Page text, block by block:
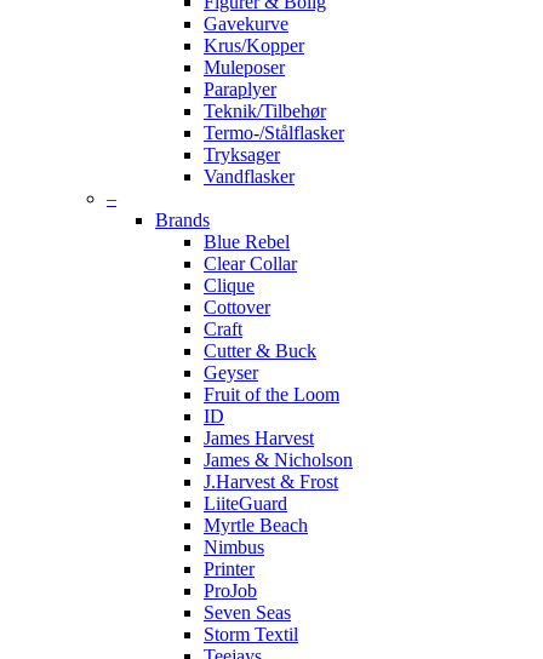
Gavekurve
Krus/Kopper
Muleposer
Paraplyer
Teknik/Tilbehør
Termo-/Stålflasker
Tryksager
Vandflasker
–
Brands
Blue Rebel
Clear Collar
Clique
Cottover
Craft
Cutter & Buck
Geyser
Fruit of the Loom
ID
James Harvest
James & Nicholson
J.Harvest & Frost
LiiteGuard
Myrtle Beach
Nimbus
Printer
ProJob
Seven Seas
Storm Textil